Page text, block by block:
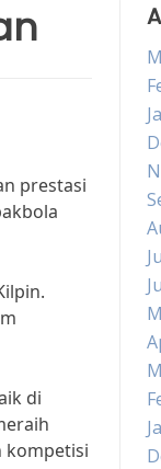
prestasi
di
kompetisi